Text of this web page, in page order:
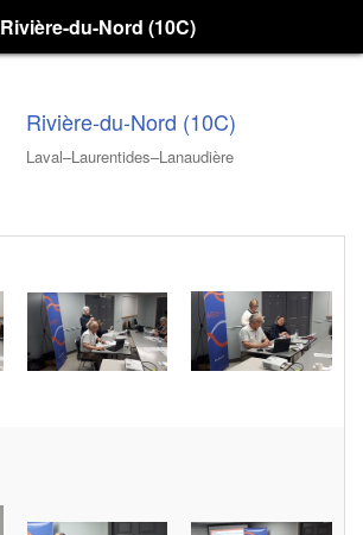
Rivière-du-Nord (10C)
Rivière-du-Nord (10C)
Laval–Laurentides–Lanaudière